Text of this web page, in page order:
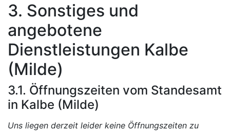
3. Sonstiges und
angebotene
Dienstleistungen Kalbe
(Milde)
3.1. Öffnungszeiten vom Standesamt
in Kalbe (Milde)
Uns liegen derzeit leider keine Öffnungszeiten zu